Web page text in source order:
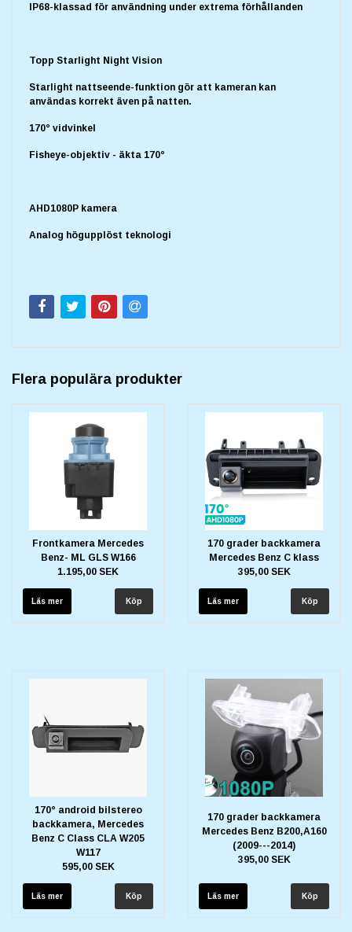
IP68-klassad för användning under extrema förhållanden
Topp Starlight Night Vision
Starlight nattseende-funktion gör att kameran kan
användas korrekt även på natten.
170° vidvinkel
Fisheye-objektiv - äkta 170°
AHD1080P kamera
Analog högupplöst teknologi
Flera populära produkter
Frontkamera Mercedes
Benz- ML GLS W166
1.195,00 SEK
Läs mer
170 grader backkamera
Mercedes Benz C klass
395,00 SEK
Läs mer
170° android bilstereo
backkamera, Mercedes
Benz C Class CLA W205
W117
595,00 SEK
Läs mer
170 grader backkamera
Mercedes Benz B200,A160
(2009---2014)
395,00 SEK
Läs mer